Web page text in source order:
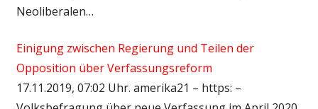
Neoliberalen…
Einigung zwischen Regierung und Teilen der
Opposition über Verfassungsreform
17.11.2019, 07:02 Uhr. amerika21 – https: –